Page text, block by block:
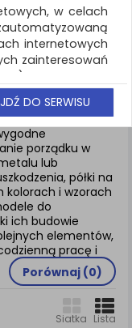
Półki
biurko lub do
porządku w
lub
półki na
kolorach i wzorach
do
ich budowie
elementów,
pracę i
Porównaj (0)
Siatka Lista
w celach
internetowych
zainteresowań
w tym na
urządzeniach i
do serwisu”.
ograniczyć jej
wszelkie
informacje
naszą polityką
2018.
aby
z Państwem i
naszej strony
potwierdzenia
wyświetlenie
promocjach czy
jest Państwa
DO SERWISU